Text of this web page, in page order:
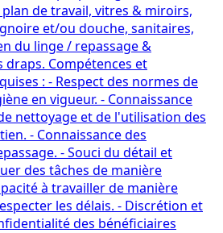
de travail, vitres & miroirs,
et/ou douche, sanitaires,
du linge / repassage &
draps. Compétences et
: - Respect des normes de
en vigueur. - Connaissance
nettoyage et de l'utilisation des
- Connaissance des
- Souci du détail et
des tâches de manière
à travailler de manière
les délais. - Discrétion et
des bénéficiaires